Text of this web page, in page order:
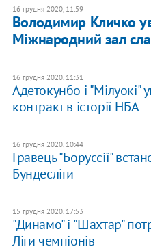
16 грудня 2020, 11:59
Володимир Кличко
Міжнародний зал
16 грудня 2020, 11:31
Адетокунбо і "Мілуокі"
контракт в історії НБА
16 грудня 2020, 10:44
Гравець "Боруссії"
Бундесліги
15 грудня 2020, 17:53
"Динамо" і "Шахтар"
Ліги чемпіонів